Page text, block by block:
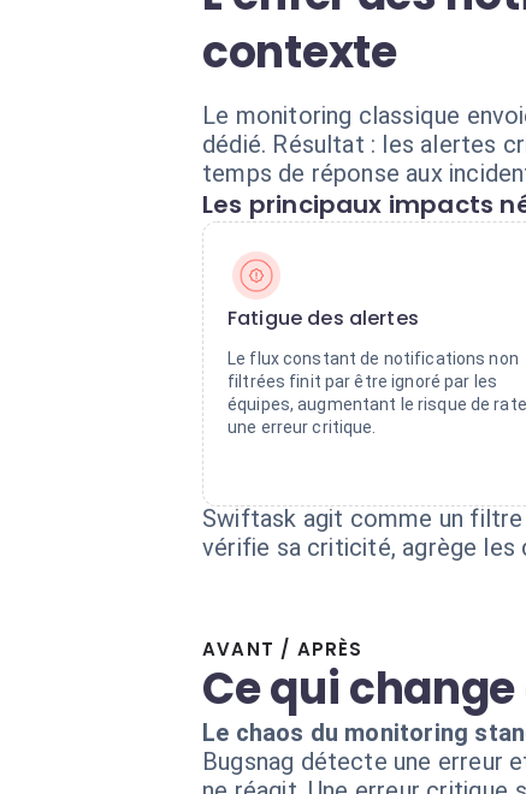
contexte
Le monitoring classique
dédié. Résultat : les alertes
temps de réponse aux
Les principaux impacts
Fatigue des alertes
Le flux constant de notifications non
filtrées finit par être ignoré par les
équipes, augmentant le risque de
une erreur critique.
Swiftask agit comme un
vérifie sa criticité, agrège les
AVANT / APRÈS
Ce qui
Le chaos du monitoring
Bugsnag détecte une erreur